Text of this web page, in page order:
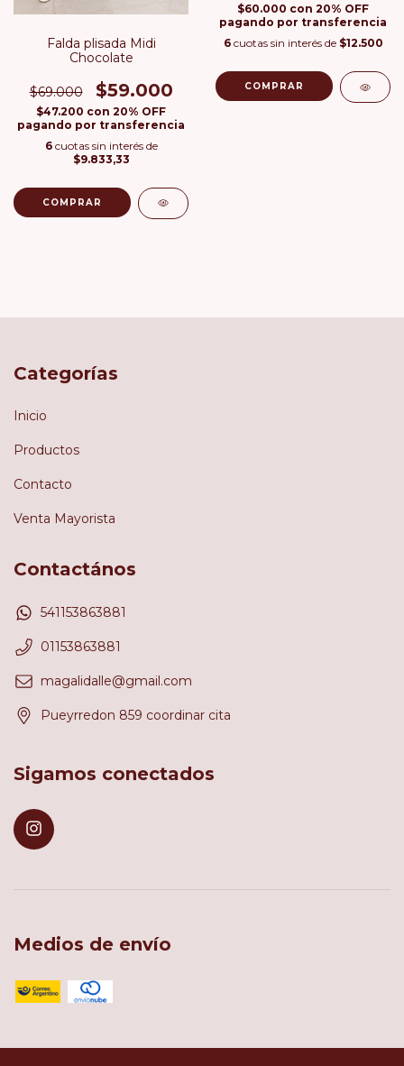
Falda plisada Midi
Chocolate
$69.000 $59.000
$47.200 con 20% OFF
pagando por transferencia
6 cuotas sin interés de
$9.833,33
COMPRAR
$60.000 con 20% OFF
pagando por transferencia
6 cuotas sin interés de $12.500
COMPRAR
Categorías
Inicio
Productos
Contacto
Venta Mayorista
Contactános
541153863881
01153863881
magalidalle@gmail.com
Pueyrredon 859 coordinar cita
Sigamos conectados
Medios de envío